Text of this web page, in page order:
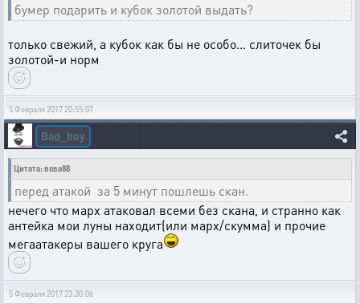
бумер подарить и кубок золотой выдать?
только свежий, а кубок как бы не особо... слиточек бы
золотой-и норм
5 Февраля 2017 20:55:07
Bad_boy
Цитата: вова88
перед атакой за 5 минут пошлешь скан.
нечего что марх атаковал всеми без скана, и странно как
антейка мои луны находит(или марх/скумма) и прочие
мегаатакеры вашего круга
5 Февраля 2017 23:30:06